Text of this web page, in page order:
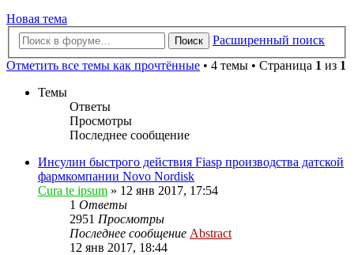
Новая тема
Поиск
Расширенный поиск
Отметить все темы как прочтённые • 4 темы • Страница 1 из 1
Темы
Ответы
Просмотры
Последнее сообщение
Инсулин быстрого действия Fiasp производства датской
фармкомпании Novo Nordisk
Cura te ipsum » 12 янв 2017, 17:54
1 Ответы
2951 Просмотры
Последнее сообщение Abstract
12 янв 2017, 18:44